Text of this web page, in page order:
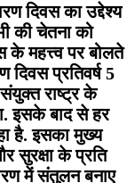
दिवस का उद्देश्य
की चेतना को
के महत्त्व पर बोलते
दिवस प्रतिवर्ष 5
राष्ट्र के
इसके बाद से हर
है. इसका मुख्य
सुरक्षा के प्रति
में संतुलन बनाए